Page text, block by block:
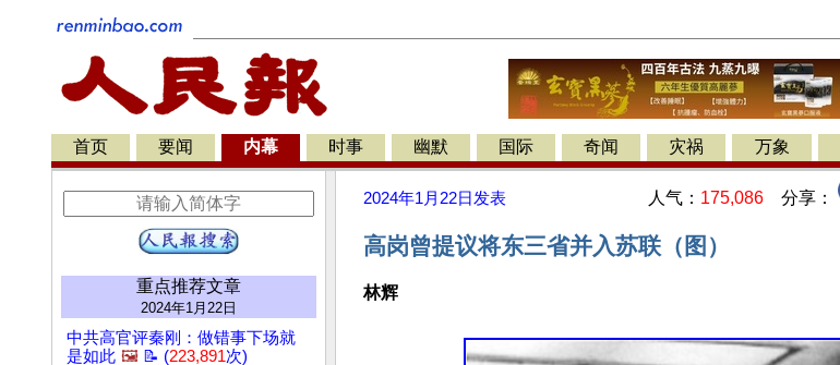
首页 要闻 内幕 时事 幽默 国际 奇闻 灾祸 万象
重点推荐文章
2024年1月22日
中共高官评秦刚：做错事下场就
是如此 🖼️ 📝 (223,891次)
2024年1月22日 发表 人气： 175,086 分享：
高岗曾提议将东三省并入苏联（图）
林辉